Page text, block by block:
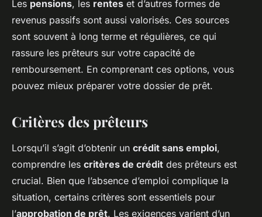
Les pensions, les rentes et d’autres formes de
revenus passifs sont aussi valorisés. Ces sources
sont souvent à long terme et régulières, ce qui
rassure les prêteurs sur votre capacité de
remboursement. En comprenant ces options, vous
pouvez mieux préparer votre dossier de prêt.
Critères des prêteurs
Lorsqu’il s’agit d’obtenir un crédit sans emploi,
comprendre les critères de crédit des prêteurs est
crucial. Bien que l’absence d’emploi complique la
situation, certains critères sont essentiels pour
l’approbation de prêt. Les exigences varient d’un